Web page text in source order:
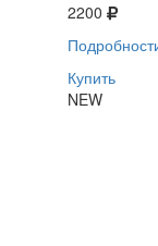
2200
Купить
NEW